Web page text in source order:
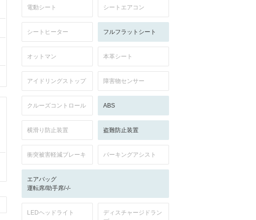
電動シート シートエアコン
シートヒーター フルフラットシート
オットマン 本革シート
アイドリングストップ 障害物センサー
クルーズコントロール ABS
横滑り防止装置 盗難防止装置
衝突被害軽減ブレーキ パーキングアシスト
エアバッグ
運転席/助手席/-/-
LEDヘッドライト
ディスチャージドラン